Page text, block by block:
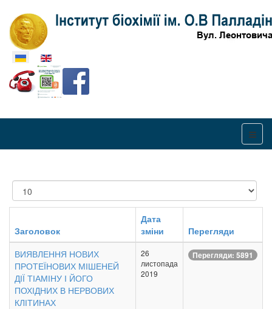
Оберіть свою мову
Показувати
Заголовок
Дата
зміни
Перегляди
ВИЯВЛЕННЯ НОВИХ
ПРОТЕЇНОВИХ МІШЕНЕЙ
ДІЇ ТІАМІНУ І ЙОГО
ПОХІДНИХ В НЕРВОВИХ
КЛІТИНАХ
26
листопада
2019
Перегляди: 5891